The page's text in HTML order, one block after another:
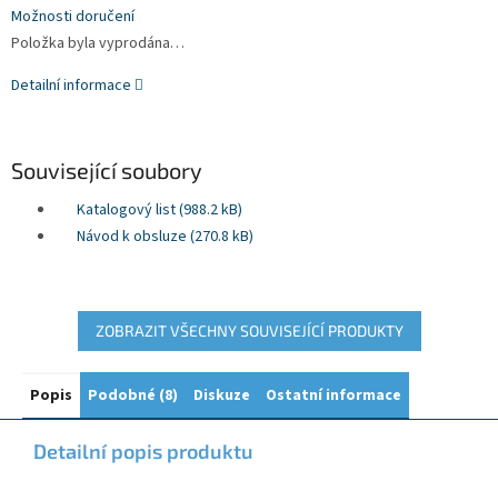
Možnosti doručení
Položka byla vyprodána…
Detailní informace
Související soubory
Katalogový list (988.2 kB)
Návod k obsluze (270.8 kB)
ZOBRAZIT VŠECHNY SOUVISEJÍCÍ PRODUKTY
Popis Podobné (8) Diskuze Ostatní informace
Detailní popis produktu